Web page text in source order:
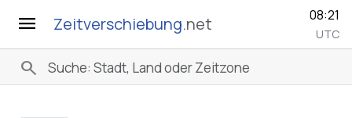
menu Zeitverschiebung.net 08:21
UTC
search